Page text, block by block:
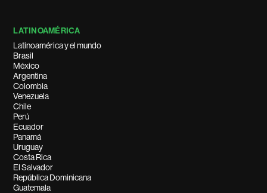
LATINOAMÉRICA
Latinoamérica y el mundo
Brasil
México
Argentina
Colombia
Venezuela
Chile
Perú
Ecuador
Panamá
Uruguay
Costa Rica
El Salvador
República Dominicana
Guatemala